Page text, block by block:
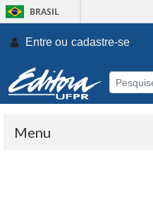
BRASIL
Entre ou cadastre-se.
Menu